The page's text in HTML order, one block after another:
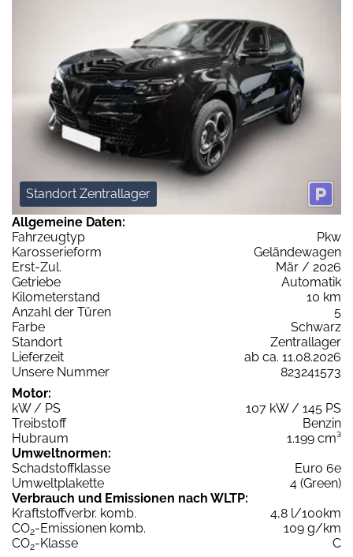
Standort Zentrallager
Allgemeine Daten:
Fahrzeugtyp
Pkw
Karosserieform
Geländewagen
Erst-Zul.
Mär / 2026
Getriebe
Automatik
Kilometerstand
10 km
Anzahl der Türen
5
Farbe
Schwarz
Standort
Zentrallager
Lieferzeit
ab ca. 11.08.2026
Unsere Nummer
823241573
Motor:
kW / PS
107 kW / 145 PS
Treibstoff
Benzin
Hubraum
1.199 cm³
Umweltnormen:
Schadstoffklasse
Euro 6e
Umweltplakette
4 (Green)
Verbrauch und Emissionen nach WLTP:
Kraftstoffverbr. komb.
4,8 l/100km
CO2-Emissionen komb.
109 g/km
CO2-Klasse
C